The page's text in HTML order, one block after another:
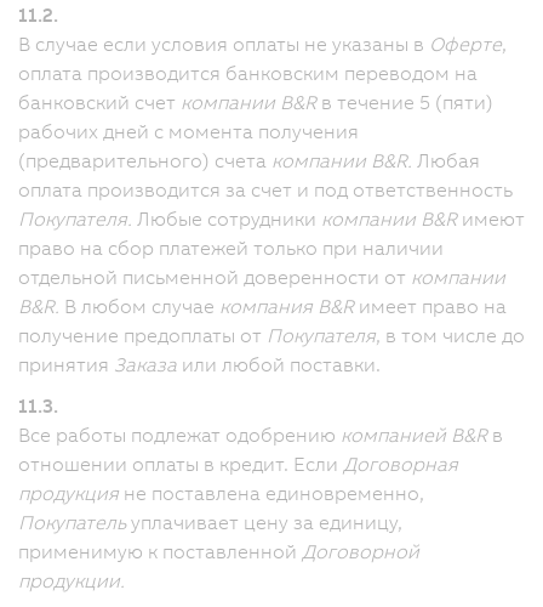
11.2.
В случае если условия оплаты не указаны в Оферте,
оплата производится банковским переводом на
банковский счет компании B&Rв течение 5 (пяти)
рабочих дней с момента получения
(предварительного) счета компании B&R. Любая
оплата производится за счет и под ответственность
Покупателя. Любые сотрудники компании B&Rимеют
право на сбор платежей только при наличии
отдельной письменной доверенности от компании
B&R. В любом случае компания B&Rимеет право на
получение предоплаты от Покупателя, в том числе до
принятия Заказа или любой поставки.
11.3.
Все работы подлежат одобрению компанией B&Rв
отношении оплаты в кредит. Если Договорная
продукция не поставлена единовременно,
Покупательуплачивает цену за единицу,
применимую к поставленной Договорной
продукции.